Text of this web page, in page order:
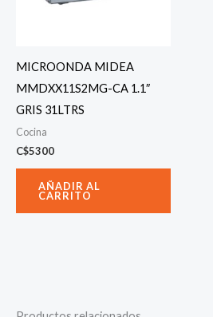
MICROONDA MIDEA
MMDXX11S2MG-CA 1.1″
GRIS 31LTRS
Cocina
C$5300
AÑADIR AL
CARRITO